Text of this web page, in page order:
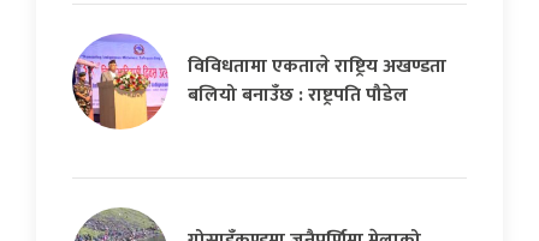
विविधतामा एकताले राष्ट्रिय अखण्डता
बलियो बनाउँछ : राष्ट्रपति पौडेल